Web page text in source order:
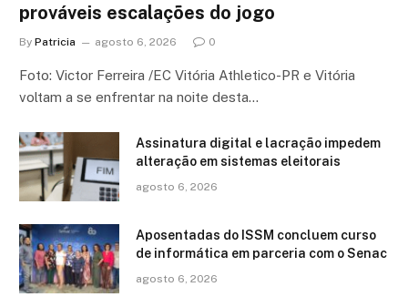
prováveis escalações do jogo
By Patricia agosto 6, 2026 0
Foto: Victor Ferreira /EC Vitória Athletico-PR e Vitória
voltam a se enfrentar na noite desta…
Assinatura digital e lacração impedem
alteração em sistemas eleitorais
agosto 6, 2026
Aposentadas do ISSM concluem curso
de informática em parceria com o Senac
agosto 6, 2026